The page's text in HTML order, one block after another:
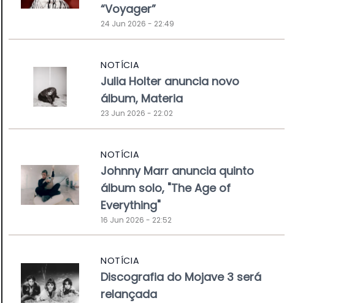
“Voyager”
24 Jun 2026 - 22:49
NOTÍCIA
Julia Holter anuncia novo
álbum, Materia
23 Jun 2026 - 22:02
NOTÍCIA
Johnny Marr anuncia quinto
álbum solo, "The Age of
Everything"
16 Jun 2026 - 22:52
NOTÍCIA
Discografia do Mojave 3 será
relançada